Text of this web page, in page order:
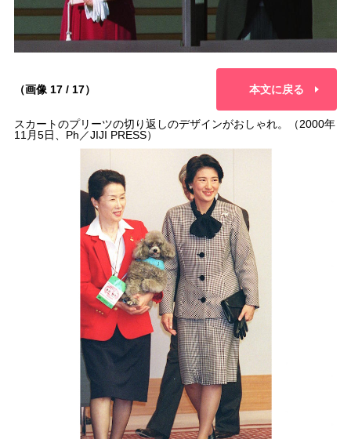
（画像 17 / 17） 本文に戻る
スカートのプリーツの切り返しのデザインがおしゃれ。（2000年
11月5日、Ph／JIJI PRESS）